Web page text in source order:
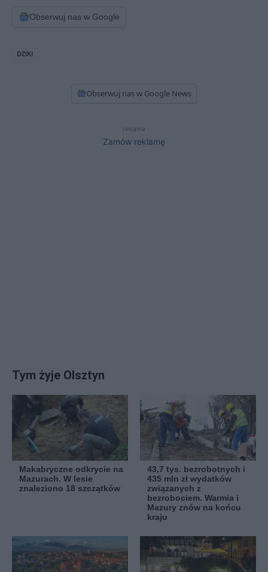
Obserwuj nas w Google
DZIKI
Obserwuj nas w Google News
reklama
Zamów reklamę
Tym żyje Olsztyn
Makabryczne odkrycie na
Mazurach. W lesie
znaleziono 18 szczątków
43,7 tys. bezrobotnych i
435 mln zł wydatków
związanych z
bezrobociem. Warmia i
Mazury znów na końcu
kraju